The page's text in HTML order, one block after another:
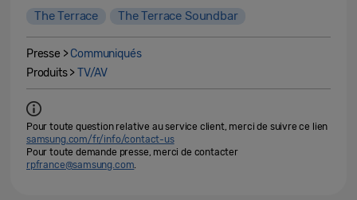
The Terrace The Terrace Soundbar
Presse >Communiqués
Produits >TV/AV
Pour toute question relative au service client, merci de suivre ce lien
samsung.com/fr/info/contact-us
Pour toute demande presse, merci de contacter
rpfrance@samsung.com.